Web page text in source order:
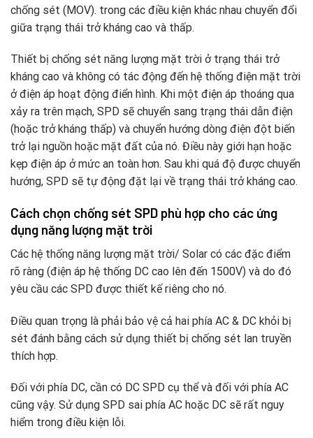
chống sét (MOV). trong các điều kiện khác nhau chuyển đổi
giữa trạng thái trở kháng cao và thấp.
Thiết bị chống sét năng lượng mặt trời ở trạng thái trở
kháng cao và không có tác động đến hệ thống điện mặt trời
ở điện áp hoạt động điển hình. Khi một điện áp thoáng qua
xảy ra trên mạch, SPD sẽ chuyển sang trạng thái dẫn điện
(hoặc trở kháng thấp) và chuyển hướng dòng điện đột biến
trở lại nguồn hoặc mặt đất của nó. Điều này giới hạn hoặc
kẹp điện áp ở mức an toàn hơn. Sau khi quá độ được chuyển
hướng, SPD sẽ tự động đặt lại về trạng thái trở kháng cao.
Cách chọn chống sét SPD phù hợp cho các ứng
dụng năng lượng mặt trời
Các hệ thống năng lượng mặt trời/ Solar có các đặc điểm
rõ ràng (điện áp hệ thống DC cao lên đến 1500V) và do đó
yêu cầu các SPD được thiết kế riêng cho nó.
Điều quan trọng là phải bảo vệ cả hai phía AC & DC khỏi bị
sét đánh bằng cách sử dụng thiết bị chống sét lan truyền
thích hợp.
Đối với phía DC, cần có DC SPD cụ thể và đối với phía AC
cũng vậy. Sử dụng SPD sai phía AC hoặc DC sẽ rất nguy
hiểm trong điều kiện lỗi.